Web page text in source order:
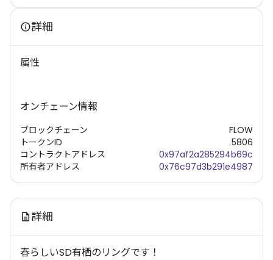
詳細
属性
オンチェーン情報
ブロックチェーン
トークンID
コントラクトアドレス
所有者アドレス
FLOW
5806
0x97af2a285294b69c
0x76c97d3b291e4987
詳細
春らしいSD有栖のリングです！